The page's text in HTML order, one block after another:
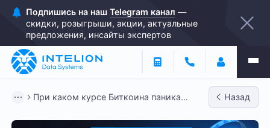
Подпишись на наш Telegram канал —
скидки, розыгрыши, акции, актуальные
предложения, инсайты экспертов
При каком курсе Биткоина паника
Назад